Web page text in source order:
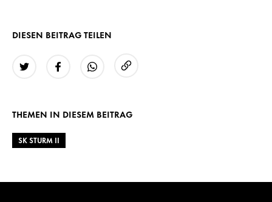
DIESEN BEITRAG TEILEN
THEMEN IN DIESEM BEITRAG
SK STURM II